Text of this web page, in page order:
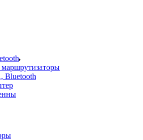
Bluetooth